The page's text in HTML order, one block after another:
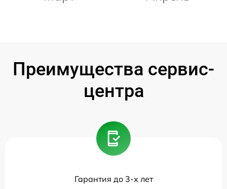
Преимущества сервис-
центра
Гарантия до 3-х лет